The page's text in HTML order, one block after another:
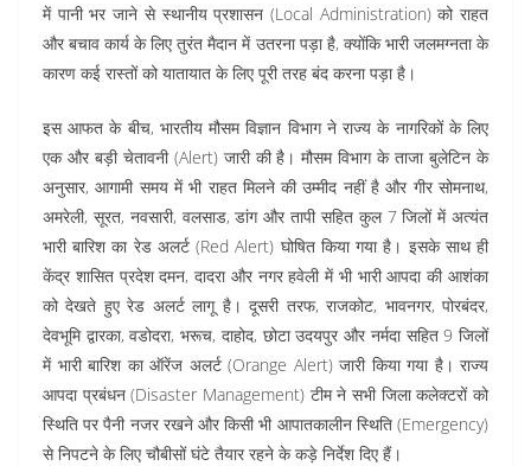
में पानी भर जाने से स्थानीय प्रशासन (Local Administration) को राहत
और बचाव कार्य के लिए तुरंत मैदान में उतरना पड़ा है, क्योंकि भारी जलमग्नता के
कारण कई रास्तों को यातायात के लिए पूरी तरह बंद करना पड़ा है।
इस आफत के बीच, भारतीय मौसम विज्ञान विभाग ने राज्य के नागरिकों के लिए
एक और बड़ी चेतावनी (Alert) जारी की है। मौसम विभाग के ताजा बुलेटिन के
अनुसार, आगामी समय में भी राहत मिलने की उम्मीद नहीं है और गीर सोमनाथ,
अमरेली, सूरत, नवसारी, वलसाड, डांग और तापी सहित कुल 7 जिलों में अत्यंत
भारी बारिश का रेड अलर्ट (Red Alert) घोषित किया गया है। इसके साथ ही
केंद्र शासित प्रदेश दमन, दादरा और नगर हवेली में भी भारी आपदा की आशंका
को देखते हुए रेड अलर्ट लागू है। दूसरी तरफ, राजकोट, भावनगर, पोरबंदर,
देवभूमि द्वारका, वडोदरा, भरूच, दाहोद, छोटा उदयपुर और नर्मदा सहित 9 जिलों
में भारी बारिश का ऑरेंज अलर्ट (Orange Alert) जारी किया गया है। राज्य
आपदा प्रबंधन (Disaster Management) टीम ने सभी जिला कलेक्टरों को
स्थिति पर पैनी नजर रखने और किसी भी आपातकालीन स्थिति (Emergency)
से निपटने के लिए चौबीसों घंटे तैयार रहने के कड़े निर्देश दिए हैं।